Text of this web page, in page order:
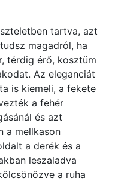
tartva, azt
magadról, ha
térdig érő, kosztüm
Az eleganciát
is kiemeli, a fekete
a fehér
és azt
a mellkason
a derék és a
leszaladva
a ruha